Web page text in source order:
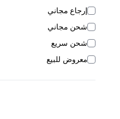
إرجاع مجاني
شحن مجاني
شحن سريع
معروض للبيع